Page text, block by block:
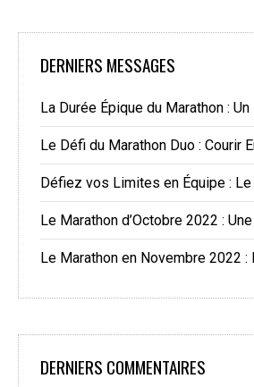
DERNIERS MESSAGES
La Durée Épique du Marathon :
Le Défi du Marathon Duo : Courir
Défiez vos Limites en Équipe :
Le Marathon d’Octobre 2022 :
Le Marathon en Novembre 2022
DERNIERS COMMENTAIRES